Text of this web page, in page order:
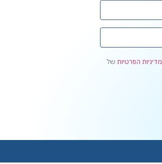
מדיניות הפרטיותשל